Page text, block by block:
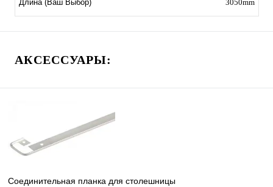
Длина (Ваш Выбор) 3050mm
АКСЕССУАРЫ:
Соединительная планка для столешницы